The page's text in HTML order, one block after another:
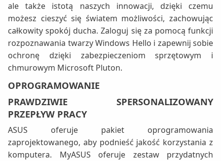
ale także istotą naszych innowacji, dzięki czemu
możesz cieszyć się światem możliwości, zachowując
całkowity spokój ducha. Zaloguj się za pomocą funkcji
rozpoznawania twarzy Windows Hello i zapewnij sobie
ochronę dzięki zabezpieczeniom sprzętowym i
chmurowym Microsoft Pluton.
OPROGRAMOWANIE
PRAWDZIWIE SPERSONALIZOWANY
PRZEPŁYW PRACY
ASUS oferuje pakiet oprogramowania
zaprojektowanego, aby podnieść jakość korzystania z
komputera. MyASUS oferuje zestaw przydatnych